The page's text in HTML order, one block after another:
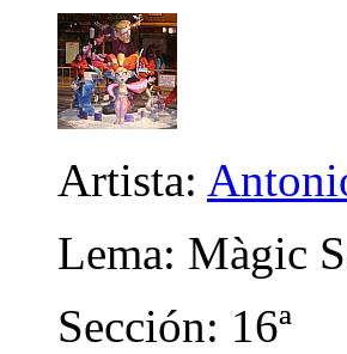
Artista:
Lema: Màgic
Sección: 16ª